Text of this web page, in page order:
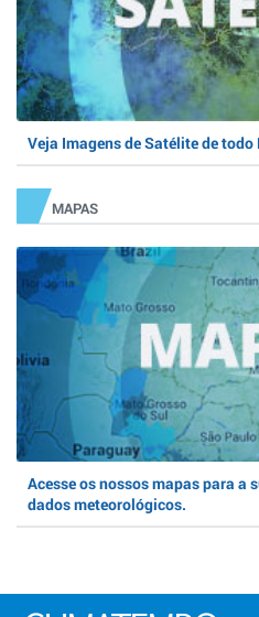
Veja Imagens de Satélite de
MAPAS
Acesse os nossos mapas para a
dados meteorológicos.